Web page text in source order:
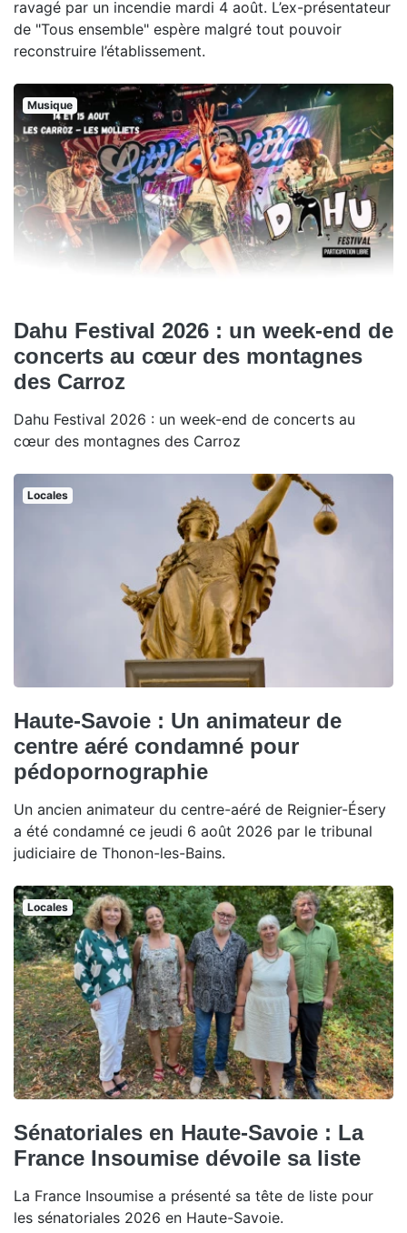
ravagé par un incendie mardi 4 août. L’ex-présentateur
de "Tous ensemble" espère malgré tout pouvoir
reconstruire l’établissement.
Musique
Dahu Festival 2026 : un week-end de
concerts au cœur des montagnes
des Carroz
Dahu Festival 2026 : un week-end de concerts au
cœur des montagnes des Carroz
Locales
Haute-Savoie : Un animateur de
centre aéré condamné pour
pédopornographie
Un ancien animateur du centre-aéré de Reignier-Ésery
a été condamné ce jeudi 6 août 2026 par le tribunal
judiciaire de Thonon-les-Bains.
Locales
Sénatoriales en Haute-Savoie : La
France Insoumise dévoile sa liste
La France Insoumise a présenté sa tête de liste pour
les sénatoriales 2026 en Haute-Savoie.